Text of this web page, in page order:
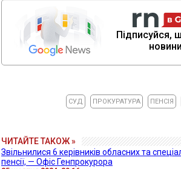
Підписуйся,
СУД ПРОКУРАТУРА ПЕНСІЯ
ЧИТАЙТЕ ТАКОЖ »
Звільнилися 6 керівників обласних та
пенсії, — Офіс Генпрокурора